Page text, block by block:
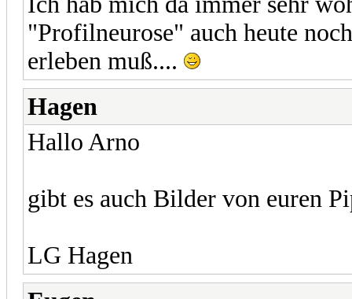
"Profilneurose" auch heute
erleben muß....
Hagen
Hallo Arno
gibt es auch Bilder von euren
LG Hagen